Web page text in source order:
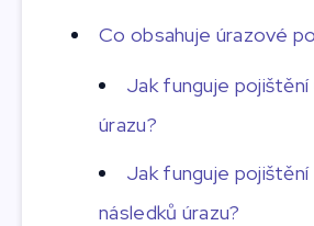
Co obsahuje úrazové
Jak funguje
úrazu?
Jak funguje
následků úrazu?